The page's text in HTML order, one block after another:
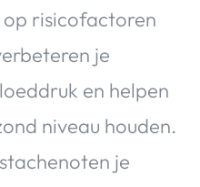
risicofactoren
je
en helpen
niveau houden.
je